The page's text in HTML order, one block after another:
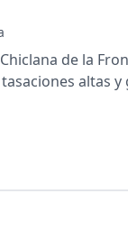
de la
altas y